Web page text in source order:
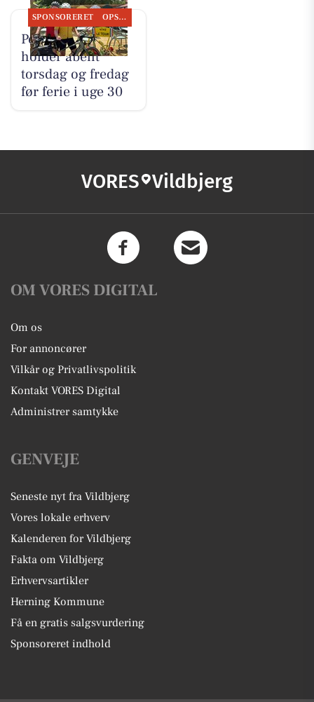
SPONSORERET OPSLAGSTAVLEN
Per P. Cykler
holder åbent
torsdag og fredag
før ferie i uge 30
VORES Vildbjerg
OM VORES DIGITAL
Om os
For annoncører
Vilkår og Privatlivspolitik
Kontakt VORES Digital
Administrer samtykke
GENVEJE
Seneste nyt fra Vildbjerg
Vores lokale erhverv
Kalenderen for Vildbjerg
Fakta om Vildbjerg
Erhvervsartikler
Herning Kommune
Få en gratis salgsvurdering
Sponsoreret indhold